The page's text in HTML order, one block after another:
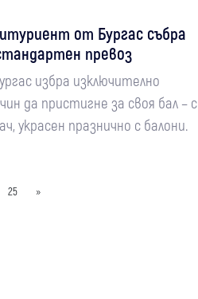
от Бургас събра
превоз
избра изключително
да пристигне за своя бал – с
украсен празнично с балони.
25 »